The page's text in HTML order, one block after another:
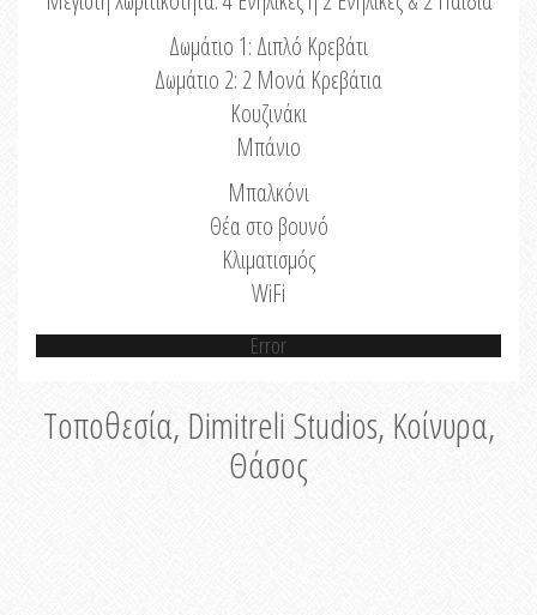
Δωμάτιο 1: Διπλό Κρεβάτι
Δωμάτιο 2: 2 Μονά Κρεβάτια
Κουζινάκι
Μπάνιο
Μπαλκόνι
Θέα στο βουνό
Κλιματισμός
WiFi
Error
Τοποθεσία, Dimitreli Studios, Κοίνυρα,
Θάσος